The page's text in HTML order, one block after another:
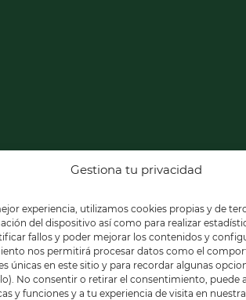
Gestiona tu privacidad
experiencia, utilizamos cookies propias y de
del dispositivo así como para realizar
fallos y poder mejorar los contenidos y
nos permitirá procesar datos como el
únicas en este sitio y para recordar algunas
No consentir o retirar el consentimiento, puede
y funciones y a tu experiencia de visita en